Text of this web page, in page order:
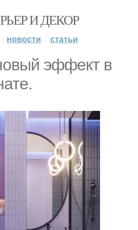
И ДЕКОР
новости статьи
эффект в